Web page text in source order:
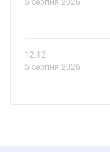
12.12
5 серпня 2026